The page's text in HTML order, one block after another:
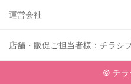
運営会社
店舗・販促ご担当者様：チラシ
© チラ